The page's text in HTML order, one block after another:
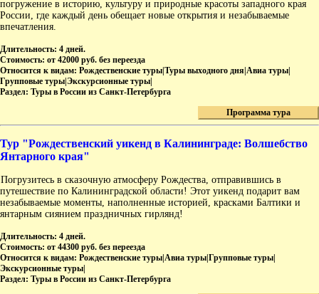
погружение в историю, культуру и природные красоты западного края
России, где каждый день обещает новые открытия и незабываемые
впечатления.
Длительность: 4 дней.
Стоимость: от 42000 руб. без переезда
Относится к видам: Рождественские туры|Туры выходного дня|Авиа туры|
Групповые туры|Экскурсионные туры|
Раздел: Туры в России из Санкт-Петербурга
Программа тура
Тур "Рождественский уикенд в Калининграде: Волшебство
Янтарного края"
Погрузитесь в сказочную атмосферу Рождества, отправившись в
путешествие по Калининградской области! Этот уикенд подарит вам
незабываемые моменты, наполненные историей, красками Балтики и
янтарным сиянием праздничных гирлянд!
Длительность: 4 дней.
Стоимость: от 44300 руб. без переезда
Относится к видам: Рождественские туры|Авиа туры|Групповые туры|
Экскурсионные туры|
Раздел: Туры в России из Санкт-Петербурга